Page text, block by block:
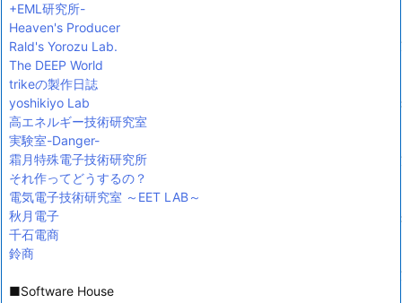
+EML研究所-
Heaven's Producer
Rald's Yorozu Lab.
The DEEP World
trikeの製作日誌
yoshikiyo Lab
高エネルギー技術研究室
実験室-Danger-
霜月特殊電子技術研究所
それ作ってどうするの？
電気電子技術研究室 ～EET LAB～
秋月電子
千石電商
鈴商
■Software House